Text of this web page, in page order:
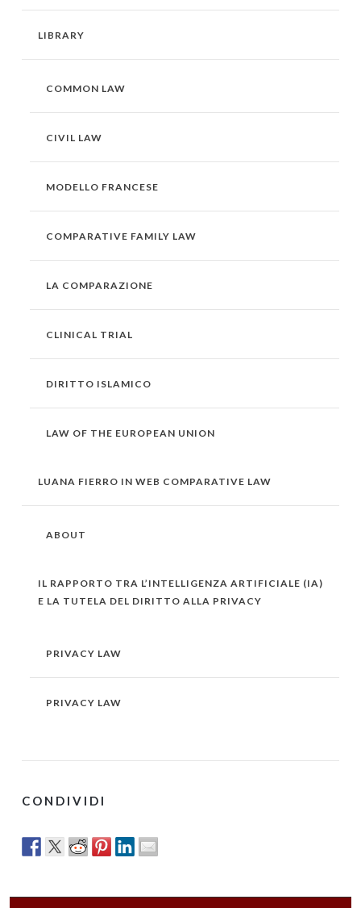
LIBRARY
COMMON LAW
CIVIL LAW
MODELLO FRANCESE
COMPARATIVE FAMILY LAW
LA COMPARAZIONE
CLINICAL TRIAL
DIRITTO ISLAMICO
LAW OF THE EUROPEAN UNION
LUANA FIERRO IN WEB COMPARATIVE LAW
ABOUT
IL RAPPORTO TRA L’INTELLIGENZA ARTIFICIALE (IA)
E LA TUTELA DEL DIRITTO ALLA PRIVACY
PRIVACY LAW
PRIVACY LAW
CONDIVIDI